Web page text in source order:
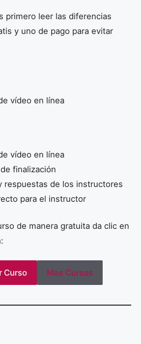
primero leer las diferencias
y uno de pago para evitar
vídeo en línea
vídeo en línea
finalización
respuestas de los instructores
para el instructor
de manera gratuita da clic en
Curso Mas Cursos